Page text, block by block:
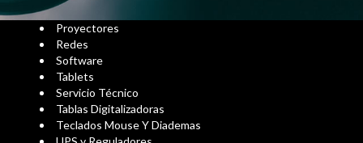
Proyectores
Redes
Software
Tablets
Servicio Técnico
Tablas Digitalizadoras
Teclados Mouse Y Diademas